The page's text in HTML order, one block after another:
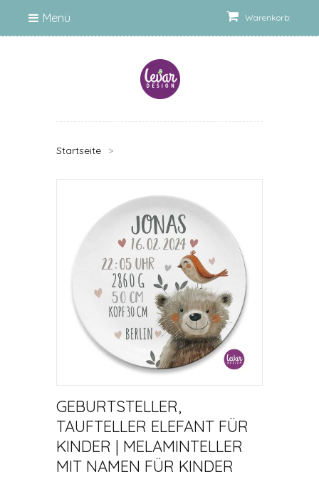
Warenkorb:
Menü
Startseite >
GEBURTSTELLER,
TAUFTELLER ELEFANT FÜR
KINDER | MELAMINTELLER
MIT NAMEN FÜR KINDER